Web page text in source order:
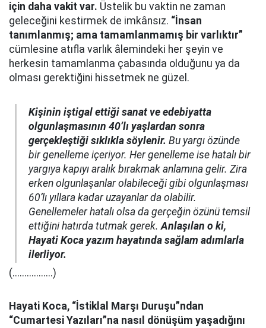
için daha vakit var. Üstelik bu vaktin ne zaman
geleceğini kestirmek de imkânsız. “İnsan
tanımlanmış; ama tamamlanmamış bir varlıktır”
cümlesine atıfla varlık âlemindeki her şeyin ve
herkesin tamamlanma çabasında olduğunu ya da
olması gerektiğini hissetmek ne güzel.
Kişinin iştigal ettiği sanat ve edebiyatta
olgunlaşmasının 40’lı yaşlardan sonra
gerçekleştiği sıklıkla söylenir. Bu yargı özünde
bir genelleme içeriyor. Her genelleme ise hatalı bir
yargıya kapıyı aralık bırakmak anlamına gelir. Zira
erken olgunlaşanlar olabileceği gibi olgunlaşması
60’lı yıllara kadar uzayanlar da olabilir.
Genellemeler hatalı olsa da gerçeğin özünü temsil
ettiğini hatırda tutmak gerek.Anlaşılan o ki,
Hayati Koca yazım hayatında sağlam adımlarla
ilerliyor.
(.................)
Hayati Koca, “İstiklal Marşı Duruşu”ndan
“Cumartesi Yazıları”na nasıl dönüşüm yaşadığını